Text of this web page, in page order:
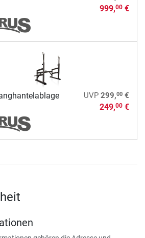
999,00€
UVP 299,00€
249,00€